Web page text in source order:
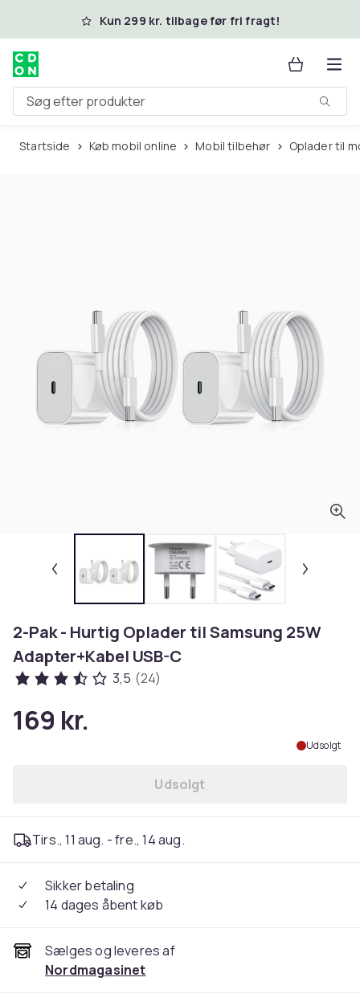
Spring til hovedindhold
Kun 299 kr. tilbage før fri fragt!
Søg efter produkter
Startside Køb mobil online Mobil tilbehør Oplader til
2-Pak - Hurtig Oplader til Samsung 25W
Adapter+Kabel USB-C
3,5 (24)
169 kr.
Udsolgt
Udsolgt
Tirs., 11 aug. - fre., 14 aug.
Sikker betaling
14 dages åbent køb
Sælges og leveres af
Nordmagasinet